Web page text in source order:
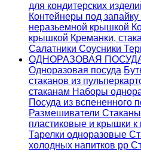
для кондитерских
Контейнеры под запайку
неразьемной крышкой
крышкой Креманки,
Салатники Соусники
ОДНОРАЗОВАЯ
Одноразовая посуда
стаканов из
стаканам Наборы
Посуда из вспененного
Размешиватели
пластиковые и крышки к
Тарелки одноразовые
холодных напитков pp